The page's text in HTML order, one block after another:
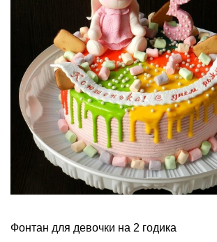
Фонтан для девочки на 2 годика